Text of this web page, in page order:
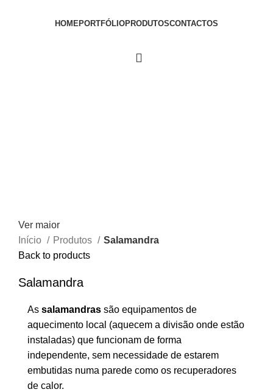
HOMEPORTFÓLIOPRODUTOSCONTACTOS
Ver maior
Início
Produtos
Salamandra
Back to products
Salamandra
As salamandras são equipamentos de
aquecimento local (aquecem a divisão onde estão
instaladas) que funcionam de forma
independente, sem necessidade de estarem
embutidas numa parede como os recuperadores
de calor.